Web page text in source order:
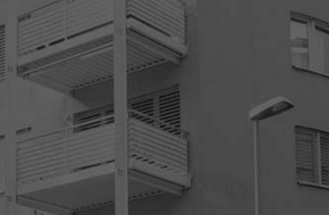
Druckpartner
Fordern Sie
beeindrucken!